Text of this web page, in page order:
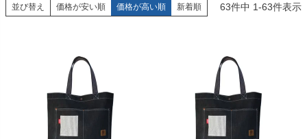
並び替え 価格が安い順 価格が高い順 新着順 63件中 1-63件表示